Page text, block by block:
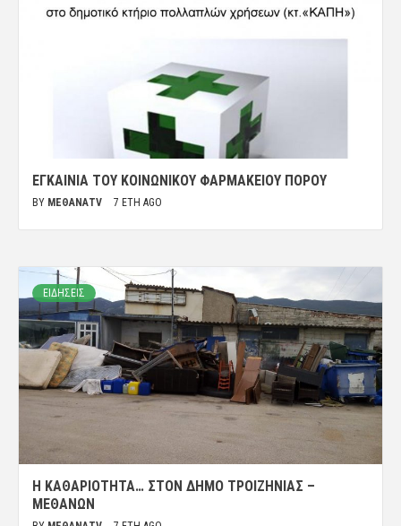
ΕΓΚΑΊΝΙΑ ΤΟΥ ΚΟΙΝΩΝΙΚΟΎ ΦΑΡΜΑΚΕΊΟΥ ΠΌΡΟΥ
BY ΜΈΘΑΝΑTV 7 ΈΤΗ AGO
ΕΙΔΗΣΕΙΣ
Η ΚΑΘΑΡΙΌΤΗΤΑ… ΣΤΟΝ ΔΉΜΟ ΤΡΟΙΖΗΝΊΑΣ –
ΜΕΘΆΝΩΝ